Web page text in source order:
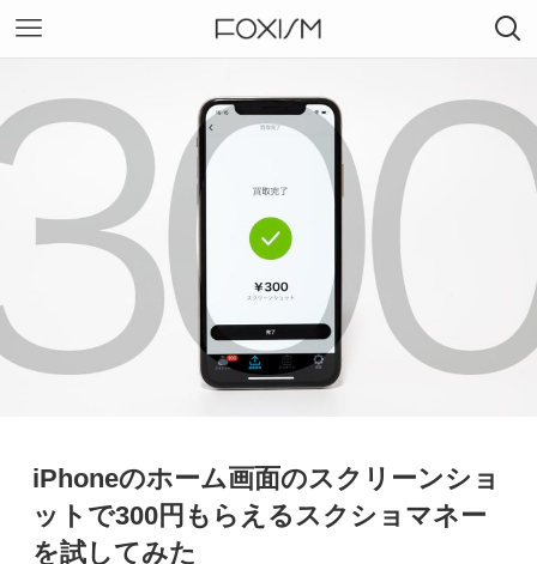
iPhoneのホーム画面のスクリーンショ
ットで300円もらえるスクショマネー
を試してみた